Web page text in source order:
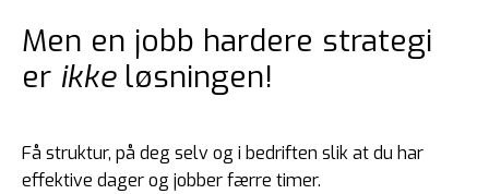
Men en jobb hardere strategi
er ikkeløsningen!
Få struktur, på deg selv og i bedriften slik at du har
effektive dager og jobber færre timer.